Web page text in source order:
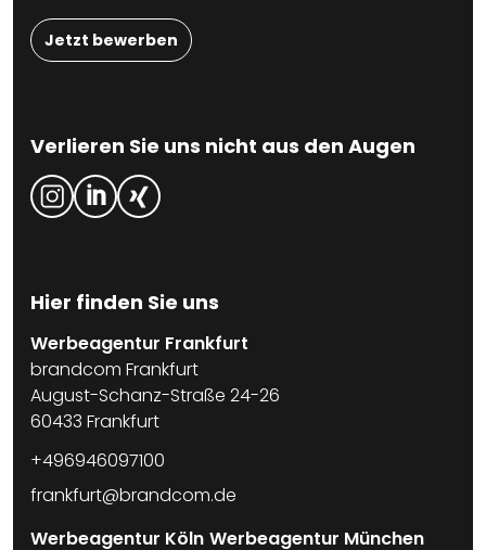
Jetzt bewerben
Verlieren Sie uns nicht aus den Augen
Hier finden Sie uns
Werbeagentur Frankfurt
brandcom Frankfurt
August-Schanz-Straße 24-26
60433 Frankfurt
+496946097100
frankfurt@brandcom.de
Werbeagentur Köln Werbeagentur München